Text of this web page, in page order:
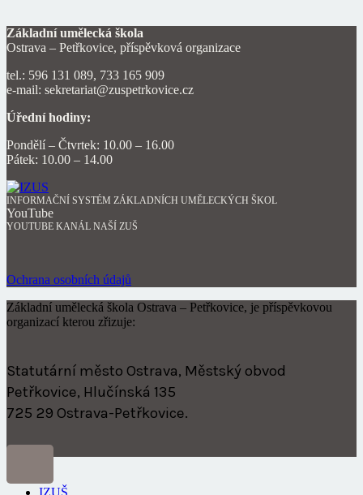
Základní umělecká škola
Ostrava – Petřkovice, příspěvková organizace
tel.: 596 131 089, 733 165 909
e-mail: sekretariat@zuspetrkovice.cz
Úřední hodiny:
Pondělí – Čtvrtek: 10.00 – 16.00
Pátek: 10.00 – 14.00
INFORMAČNÍ SYSTÉM ZÁKLADNÍCH UMĚLECKÝCH ŠKOL
YouTube
YOUTUBE KANÁL NAŠÍ ZUŠ
Ochrana osobních údajů
Základní umělecká škola Ostrava – Petřkovice, je příspěvkovou
organizací kterou zřizuje:
Statutární město Ostrava, Městský obvod
Petřkovice, Hlučínská 135
725 29 Ostrava-Petřkovice.